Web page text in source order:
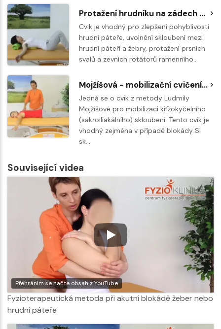
Protažení hrudníku na zádech na overballu
Cvik je vhodný pro zlepšení pohyblivosti
hrudní páteře, uvolnění skloubení mezi
hrudní páteří a žebry, protažení prsních
svalů a zevních rotátorů ramenního…
Mojžíšová - mobilizační cvičení žabák
Jedná se o cvik z metody Ludmily
Mojžíšové pro mobilizaci křížokyčelního
(sakroiliakálního) skloubení. Tento cvik je
vhodný zejména v případě blokády SI
sk…
Související videa
Přehráním se načte obsah z YouTube
Fyzioterapeutická metoda při akutní blokádě žeber nebo
hrudní páteře